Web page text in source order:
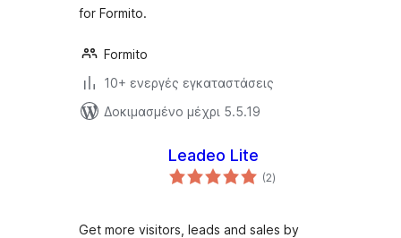
for Formito.
Formito
10+ ενεργές εγκαταστάσεις
Δοκιμασμένο μέχρι 5.5.19
Leadeo Lite
(2αξιολογήσεις
σύνολο
)
Get more visitors, leads and sales by